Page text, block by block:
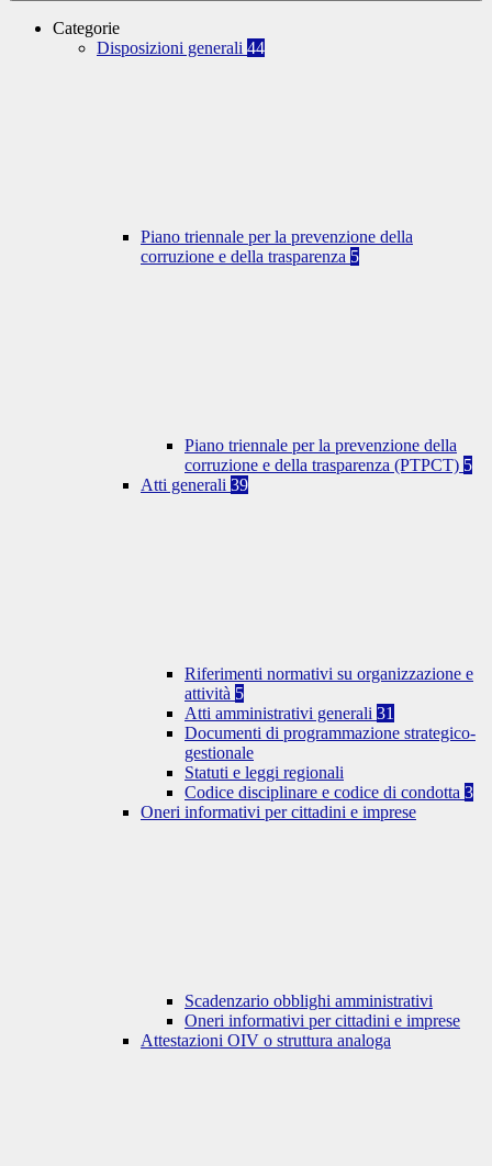
Categorie
Disposizioni generali 44
Piano triennale per la prevenzione della
corruzione e della trasparenza 5
Piano triennale per la prevenzione della
corruzione e della trasparenza (PTPCT) 5
Atti generali 39
Riferimenti normativi su organizzazione e
attività 5
Atti amministrativi generali 31
Documenti di programmazione strategico-
gestionale
Statuti e leggi regionali
Codice disciplinare e codice di condotta 3
Oneri informativi per cittadini e imprese
Scadenzario obblighi amministrativi
Oneri informativi per cittadini e imprese
Attestazioni OIV o struttura analoga